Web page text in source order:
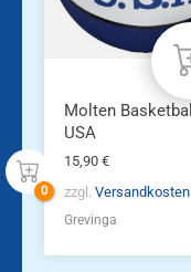
Molten Basketball
USA
15,90 €
zzgl. Versandkosten
Grevinga